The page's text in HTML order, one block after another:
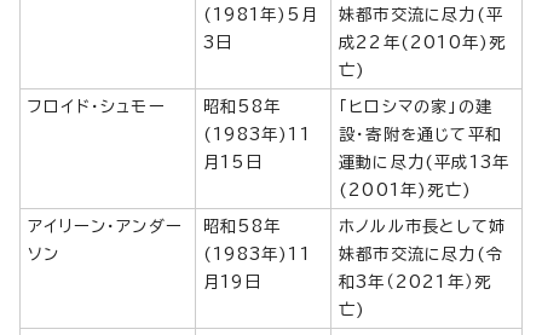
(1981年)5月
3日
妹都市交流に尽力(平
成22年(2010年)死
亡)
フロイド・シュモー
昭和58年
(1983年)11
月15日
「ヒロシマの家」の建
設・寄附を通じて平和
運動に尽力(平成13年
(2001年)死亡)
アイリーン・アンダー
ソン
昭和58年
(1983年)11
月19日
ホノルル市長として姉
妹都市交流に尽力(令
和3年（2021年）死
亡)